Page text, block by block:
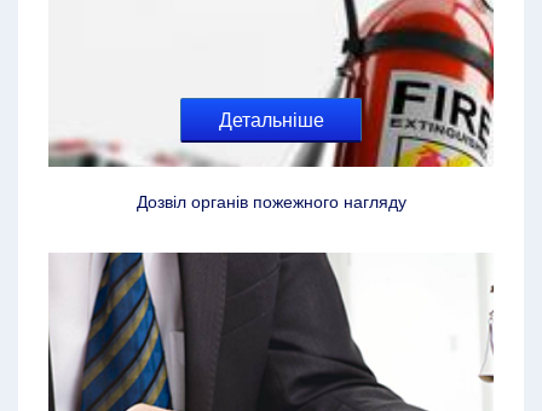
Детальніше
Дозвіл органів пожежного нагляду